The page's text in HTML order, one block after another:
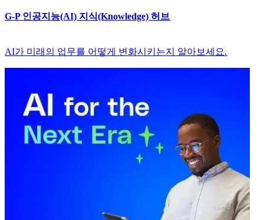
G-P 인공지능(AI) 지식(Knowledge) 허브​​
AI가 미래의 업무를 어떻게 변화시키는지 알아보세요.​​